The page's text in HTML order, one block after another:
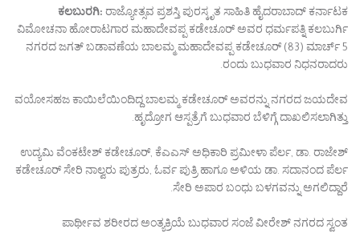
ಕಲಬುರಗಿ: ರಾಜ್ಯೋತ್ಸವ ಪ್ರಶಸ್ತಿ ಪುರಸ್ಕೃತ ಸಾಹಿತಿ ಹೈದರಾಬಾದ್ ಕರ್ನಾಟಕ
ವಿಮೋಚನಾ ಹೋರಾಟಗಾರ ಮಹಾದೇವಪ್ಪ ಕಡೇಚೂರ್ ಅವರ ಧರ್ಮಪತ್ನಿ ಕಲಬುರ್ಗಿ
ನಗರದ ಜಗತ್ ಬಡಾವಣೆಯ ಬಾಲಮ್ಮ ಮಹಾದೇವಪ್ಪ ಕಡೇಚೂರ್ (83) ಮಾರ್ಚ್ 5
ರಂದು ಬುಧವಾರ ನಿಧನರಾದರು.
ವಯೋಸಹಜ ಕಾಯಿಲೆಯಿಂದಿದ್ದ ಬಾಲಮ್ಮ ಕಡೇಚೂರ್ ಅವರನ್ನು ನಗರದ ಜಯದೇವ
ಹೃದ್ರೋಗ ಆಸ್ಪತ್ರೆಗೆ ಬುಧವಾರ ಬೆಳಿಗ್ಗೆ ದಾಖಲಿಸಲಾಗಿತ್ತು.
ಉದ್ಯಮಿ ವೆಂಕಟೇಶ್ ಕಡೇಚೂರ್, ಕೆಎಎಸ್ ಅಧಿಕಾರಿ ಪ್ರಮೀಳಾ ಪೆರ್ಲ, ಡಾ. ರಾಜೇಶ್
ಕಡೇಚೂರ್ ಸೇರಿ ನಾಲ್ವರು ಪುತ್ರರು, ಓರ್ವ ಪುತ್ರಿ ಹಾಗೂ ಅಳಿಯ ಡಾ. ಸದಾನಂದ ಪೆರ್ಲ
ಸೇರಿ ಅಪಾರ ಬಂಧು ಬಳಗವನ್ನು ಅಗಲಿದ್ದಾರೆ.
ಪಾರ್ಥೀವ ಶರೀರದ ಅಂತ್ಯಕ್ರಿಯೆ ಬುಧವಾರ ಸಂಜೆ ವೀರೇಶ್ ನಗರದ ಸ್ವಂತ